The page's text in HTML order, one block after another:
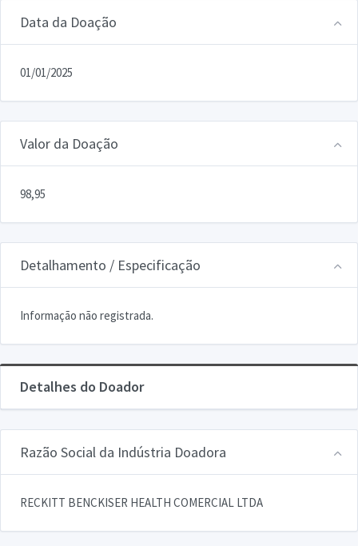
Data da Doação
01/01/2025
Valor da Doação
98,95
Detalhamento / Especificação
Informação não registrada.
Detalhes do Doador
Razão Social da Indústria Doadora
RECKITT BENCKISER HEALTH COMERCIAL LTDA